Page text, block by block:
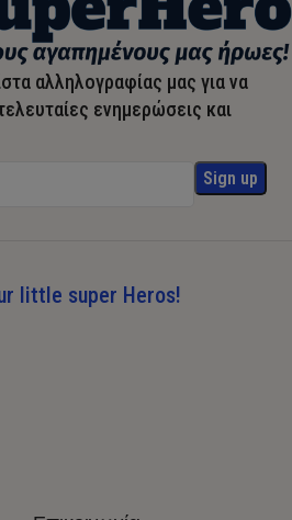
αλληλογραφίας μας για να
ενημερώσεις και
little super Heros!